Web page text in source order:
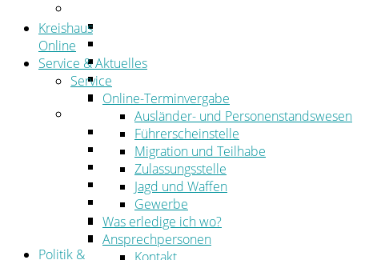
Ansprechpersonen
Formulare
Öffnungszeiten
Aktuelles
Stellenangebote
Azubiportal
Pressemitteilungen
Bekanntmachungen & öffentliche Zustellungen
Kehrbezirksausschreibungen
Amtsblatt
Öffentliche Ausschreibungen
Politik &
Kreishaus
Online
Service & Aktuelles
Service
Online-Terminvergabe
Ausländer- und Personenstandswesen
Führerscheinstelle
Migration und Teilhabe
Zulassungsstelle
Jagd und Waffen
Gewerbe
Was erledige ich wo?
Ansprechpersonen